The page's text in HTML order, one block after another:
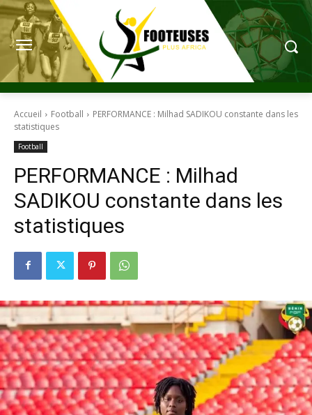
Accueil Football
PERFORMANCE : Milhad SADIKOU constante dans les
statistiques
Football
PERFORMANCE : Milhad
SADIKOU constante dans les
statistiques